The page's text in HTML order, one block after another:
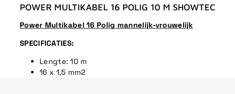
POWER MULTIKABEL 16 POLIG 10 M SHOWTEC
Power Multikabel 16 Polig mannelijk-vrouwelijk
SPECIFICATIES:
Lengte: 10 m
16 x 1,5 mm2